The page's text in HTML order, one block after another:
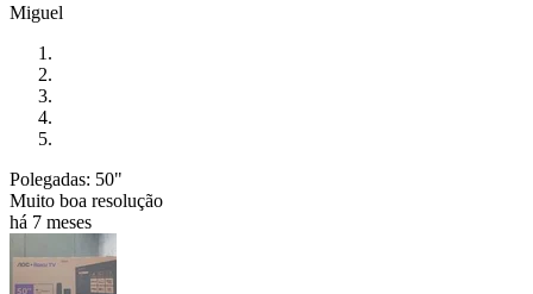
Miguel
Polegadas: 50"
Muito boa resolução
há 7 meses